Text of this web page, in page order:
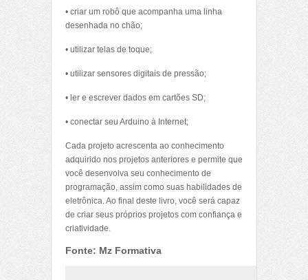
• criar um robô que acompanha uma linha
desenhada no chão;
• utilizar telas de toque;
• utilizar sensores digitais de pressão;
• ler e escrever dados em cartões SD;
• conectar seu Arduino à Internet;
Cada projeto acrescenta ao conhecimento
adquirido nos projetos anteriores e permite que
você desenvolva seu conhecimento de
programação, assim como suas habilidades de
eletrônica. Ao final deste livro, você será capaz
de criar seus próprios projetos com confiança e
criatividade.
Fonte: Mz Formativa